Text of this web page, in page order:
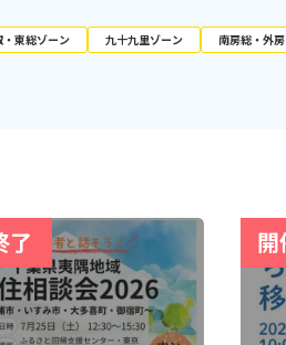
・東総ゾーン 九十九里ゾーン 南房総・外